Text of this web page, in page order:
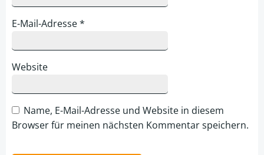
E-Mail-Adresse*
Website
Name, E-Mail-Adresse und Website in diesem
Browser für meinen nächsten Kommentar speichern.